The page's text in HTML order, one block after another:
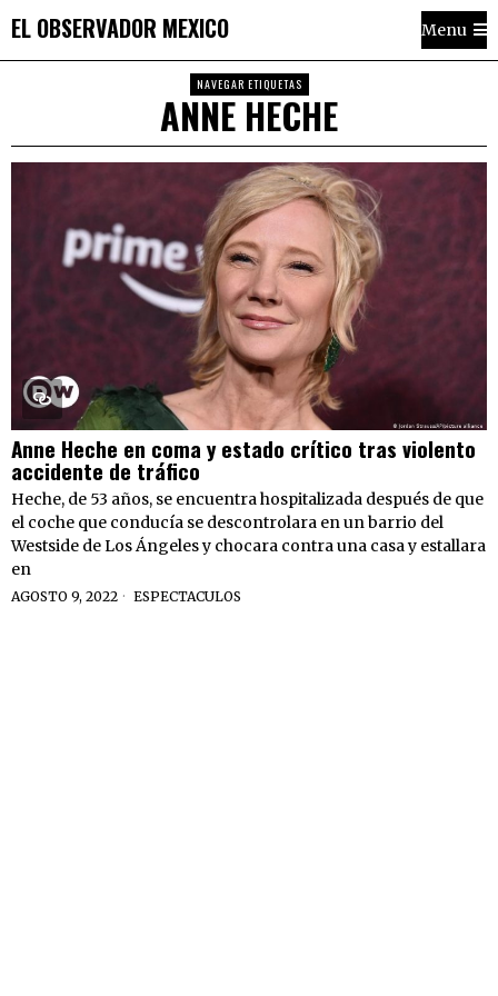
EL OBSERVADOR MEXICO Menu
NAVEGAR ETIQUETAS
ANNE HECHE
Anne Heche en coma y estado crítico tras violento
accidente de tráfico
Heche, de 53 años, se encuentra hospitalizada después de que
el coche que conducía se descontrolara en un barrio del
Westside de Los Ángeles y chocara contra una casa y estallara
en
AGOSTO 9, 2022 ESPECTACULOS